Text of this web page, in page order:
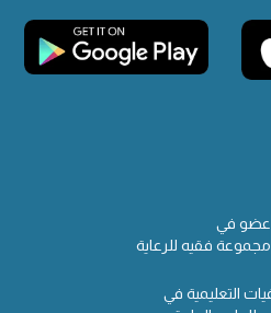
عضو في
مجموعة فقيه للرعاية
التعليمية في